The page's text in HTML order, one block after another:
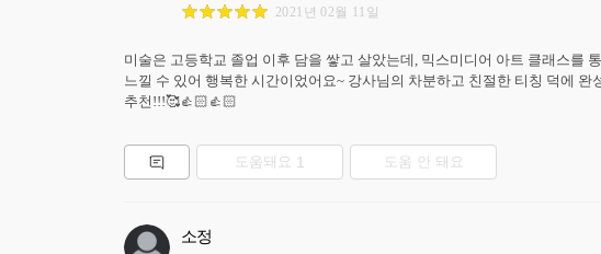
2021년 02월 11일
미술은 고등학교 졸업 이후 담을 쌓고 살았는데, 믹스미디어 아트 클래스를
느낄 수 있어 행복한 시간이었어요~ 강사님의 차분하고 친절한 티칭 덕에
추천!!!🥰👍🏻👍🏻
도움돼요 1 도움 안 돼요
소정